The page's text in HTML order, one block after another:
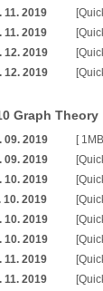
11. 2019
11. 2019
12. 2019
12. 2019
Graph Theory
09. 2019
[
09. 2019
10. 2019
10. 2019
10. 2019
10. 2019
11. 2019
11. 2019